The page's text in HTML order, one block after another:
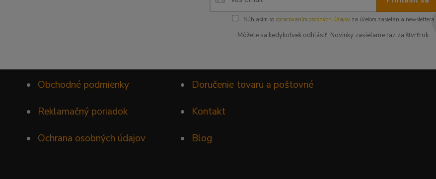
Súhlasím so spracovaním osobných údajovza účelom zasielania newslettera.
Môžete sa kedykoľvek odhlásiť. Novinky zasielame raz za štvrťrok.
• Obchodné podmienky
• Reklamačný poriadok
• Ochrana osobných údajov
• Doručenie tovaru a poštovné
• Kontakt
• Blog